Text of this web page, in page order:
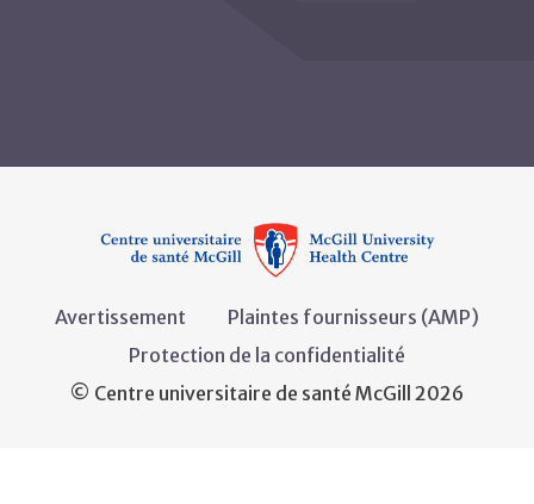
Avertissement
Plaintes fournisseurs (AMP)
Protection de la confidentialité
© Centre universitaire de santé McGill 2026